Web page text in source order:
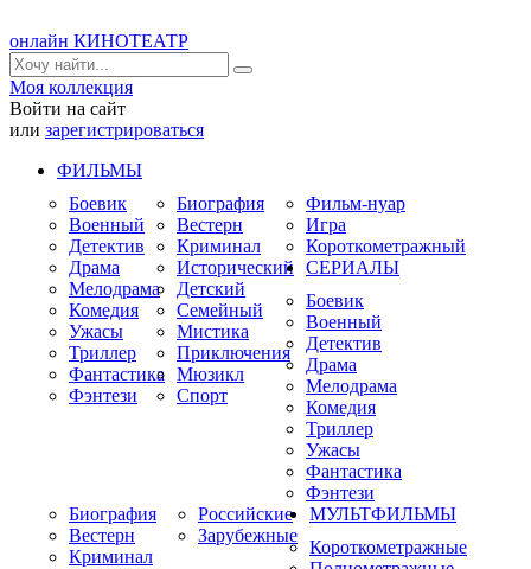
онлайн КИНОТЕАТР
Моя коллекция
Войти на сайт
или зарегистрироваться
ФИЛЬМЫ
Боевик
Военный
Детектив
Драма
Мелодрама
Комедия
Ужасы
Триллер
Фантастика
Фэнтези
Биография
Вестерн
Криминал
Исторический
Детский
Семейный
Мистика
Приключения
Мюзикл
Спорт
Фильм-нуар
Игра
Короткометражный
СЕРИАЛЫ
Боевик
Военный
Детектив
Драма
Мелодрама
Комедия
Триллер
Ужасы
Фантастика
Фэнтези
Биография
Вестерн
Криминал
Российские
Зарубежные
МУЛЬТФИЛЬМЫ
Короткометражные